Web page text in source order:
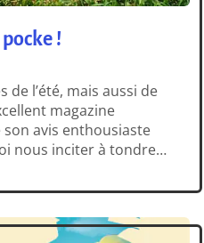
!
de l’été, mais aussi de
magazine
avis enthousiaste
nous inciter à tondre
endiablées qui